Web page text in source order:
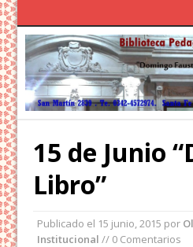
15 de Junio
Libro”
Publicado el 15 junio, 2015 por
Institucional // 0 Comentarios